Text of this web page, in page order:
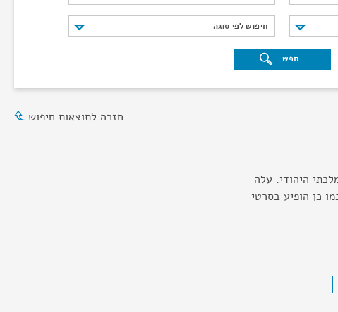
חיפוש לפי סוגה
חיפוש לפי סוגה
חפש
חזרה לתוצאות חיפוש
היהודי. עלה
כן הופיע בסרטי